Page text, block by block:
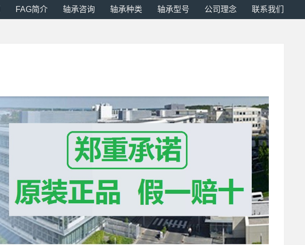
FAG简介 轴承咨询 轴承种类 轴承型号 公司理念 联系我们